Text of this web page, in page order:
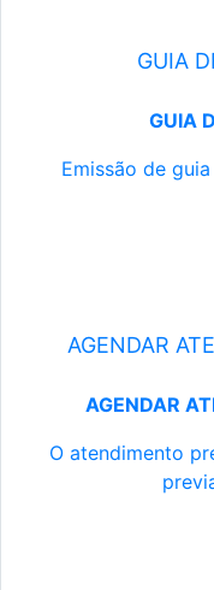
GUIA
GUIA
Emissão de
AGENDAR
AGENDAR
O atendimento